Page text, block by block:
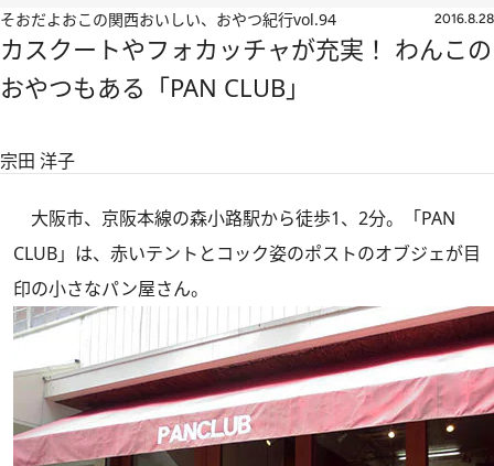
そおだよおこの関西おいしい、おやつ紀行vol.94 2016.8.28
カスクートやフォカッチャが充実！ わんこの
おやつもある「PAN CLUB」
宗田 洋子
大阪市、京阪本線の森小路駅から徒歩1、2分。「PAN
CLUB」は、赤いテントとコック姿のポストのオブジェが目
印の小さなパン屋さん。